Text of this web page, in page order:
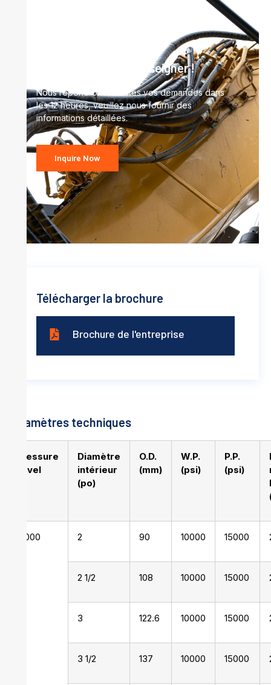
Cliquez pour vous renseigner !
Nous répondrons à toutes vos demandes dans
les 12 heures, veuillez nous fournir des
informations détaillées.
Inquire Now
Télécharger la brochure
Brochure de l'entreprise
Paramètres techniques
Pressure
Level
Diamètre
intérieur
(po)
O.D.
(mm)
W.P.
(psi)
P.P.
(psi)
10000 2 90 10000 15000
2 1/2 108 10000 15000
3 122.6 10000 15000
3 1/2 137 10000 15000